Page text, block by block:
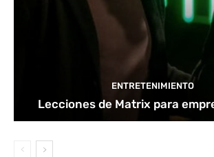
ENTRETENIMIENTO
Lecciones de Matrix para